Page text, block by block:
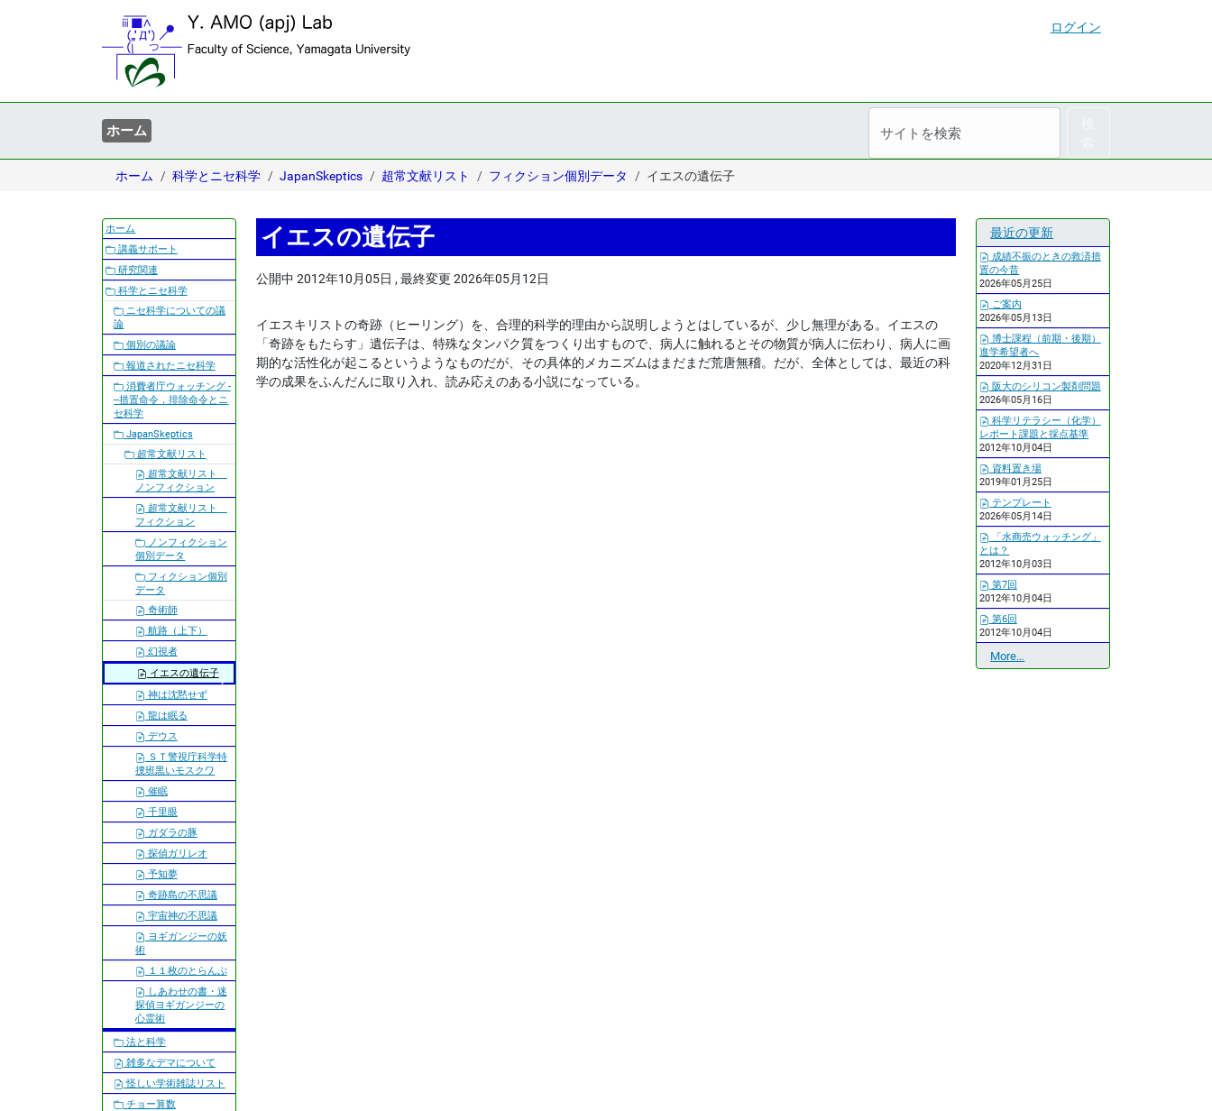
ログイン
ホーム
イ
ト
細
検
ホーム 科学とニセ科学 JapanSkeptics 超常文献リスト フィクション個別データ イエスの遺伝子
イエスの遺伝子
公開中 2012年10月05日 ,最終変更 2026年05月12日
イエスキリストの奇跡（ヒーリング）を、合理的科学的理由から説明しようとはしているが、少し無理がある。イエスの
「奇跡をもたらす」遺伝子は、特殊なタンパク質をつくり出すもので、病人に触れるとその物質が病人に伝わり、病人に画
期的な活性化が起こるというようなものだが、その具体的メカニズムはまだまだ荒唐無稽。だが、全体としては、最近の科
学の成果をふんだんに取り入れ、読み応えのある小説になっている。
ナ
ビ
ゲ
ー
シ
ョ
ン
ホーム
講義サポート
研究関連
科学とニセ科学
ニセ科学についての議
論
個別の議論
報道されたニセ科学
消費者庁ウォッチング -
--措置命令，排除命令とニ
セ科学
JapanSkeptics
超常文献リスト
超常文献リスト
ノンフィクション
超常文献リスト
フィクション
ノンフィクション
個別データ
フィクション個別
データ
奇術師
航路（上下）
幻視者
イエスの遺伝子
神は沈黙せず
龍は眠る
デウス
ＳＴ警視庁科学特
捜班黒いモスクワ
催眠
千里眼
ガダラの豚
探偵ガリレオ
予知夢
奇跡島の不思議
宇宙神の不思議
ヨギガンジーの妖
術
１１枚のとらんぷ
しあわせの書・迷
探偵ヨギガンジーの
心霊術
法と科学
雑多なデマについて
怪しい学術雑誌リスト
チョー算数
最近の更新
成績不振のときの救済措
置の今昔
2026年05月25日
ご案内
2026年05月13日
博士課程（前期・後期）
進学希望者へ
2020年12月31日
阪大のシリコン製剤問題
2026年05月16日
科学リテラシー（化学）
レポート課題と採点基準
2012年10月04日
資料置き場
2019年01月25日
テンプレート
2026年05月14日
「水商売ウォッチング」
とは？
2012年10月03日
第7回
2012年10月04日
第6回
2012年10月04日
最
近
More…